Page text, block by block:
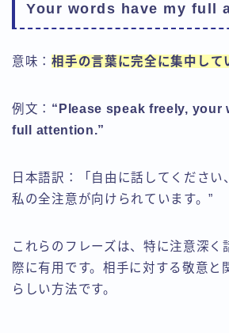
Your words have my full
意味：相手の言葉に完全に集中して
例文： “Please speak freely, your
full attention.”
日本語訳：「自由に話してください
私の全注意が向けられています。”
これらのフレーズは、特に注意深く
際に有用です。相手に対する敬意と
らしい方法です。